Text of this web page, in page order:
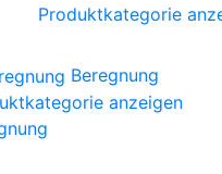
Produktkategorie
Beregnung
anzeigen